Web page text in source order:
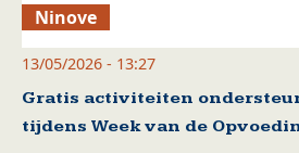
Ninove
13/05/2026 - 13:27
Gratis activiteiten
tijdens Week van de